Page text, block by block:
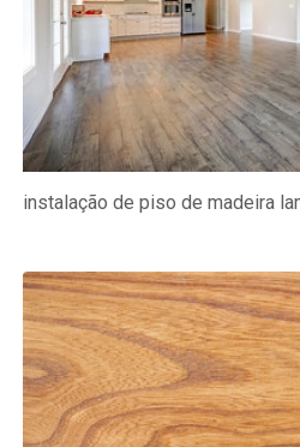
instalação de piso de madeira